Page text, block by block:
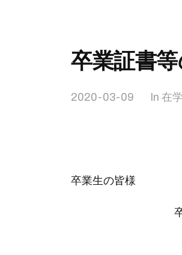
卒業証書
2020-03-09 In 在
卒業生の皆様